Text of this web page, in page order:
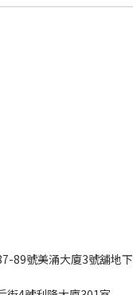
89號美涌大廈3號舖地下